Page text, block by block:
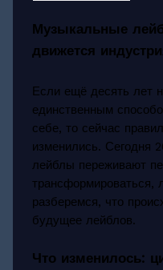
Музыкальные
движется
Если ещё десять лет
единственным
себе, то сейчас
изменились. Сегодня
лейблы переживают
трансформироваться,
разберемся, что
будущее лейблов.
Что изменилось: